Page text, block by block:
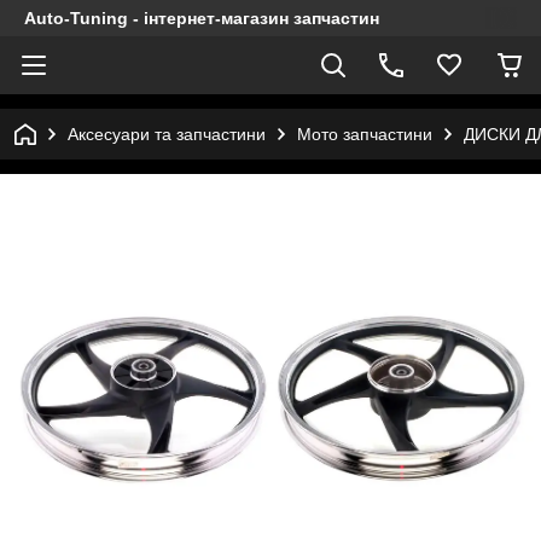
Auto-Tuning - інтернет-магазин запчастин
Аксесуари та запчастини Мото запчастини ДИСКИ